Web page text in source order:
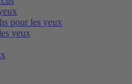
pour les yeux
yeux